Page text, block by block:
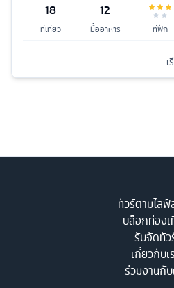
18
ที่เที่ยว
12
มื้ออาหาร ที่พัก
ทัวร์ตามไลฟ์
บล็อกท่องเ
รับจัดทัว
เกี่ยวกับเ
ร่วมงานกับ